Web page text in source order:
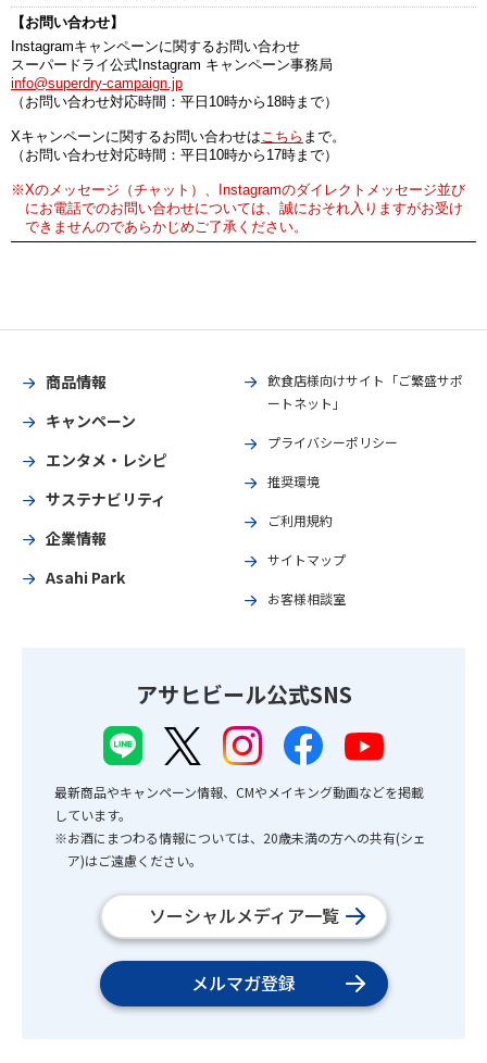
【お問い合わせ】
Instagramキャンペーンに関するお問い合わせ
スーパードライ公式Instagram キャンペーン事務局
info@superdry-campaign.jp
（お問い合わせ対応時間：平日10時から18時まで）
Xキャンペーンに関するお問い合わせはこちら まで。
（お問い合わせ対応時間：平日10時から17時まで）
※Xのメッセージ（チャット）、Instagramのダイレクトメッセージ並び
にお電話でのお問い合わせについては、誠におそれ入りますがお受け
できませんのであらかじめご了承ください。
商品情報
キャンペーン
エンタメ・レシピ
サステナビリティ
企業情報
Asahi Park
飲食店様向けサイト「ご繁盛サポ
ートネット」
プライバシーポリシー
推奨環境
ご利用規約
サイトマップ
お客様相談室
アサヒビール公式SNS
最新商品やキャンペーン情報、CMやメイキング動画などを掲載
しています。
※お酒にまつわる情報については、20歳未満の方への共有(シェ
ア)はご遠慮ください。
ソーシャルメディア一覧
メルマガ登録